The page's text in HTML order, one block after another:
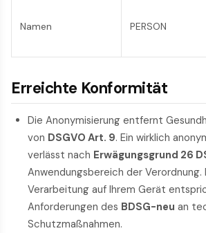
Namen PERSON
Erreichte Konformität
Die Anonymisierung entfernt
von DSGVO Art. 9. Ein wirklich
verlässt nach Erwägungsgrund 26
Anwendungsbereich der Verordnung.
Verarbeitung auf Ihrem Gerät
Anforderungen des BDSG-neu an
Schutzmaßnahmen.